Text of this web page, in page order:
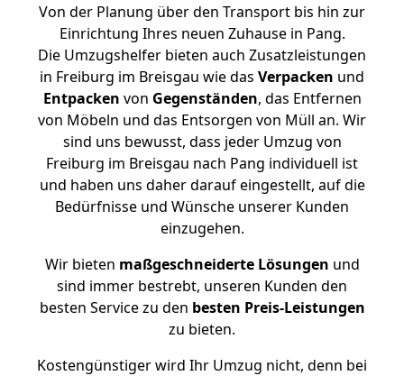
Von der Planung über den Transport bis hin zur
Einrichtung Ihres neuen Zuhause in Pang.
Die Umzugshelfer bieten auch Zusatzleistungen
in Freiburg im Breisgau wie das Verpacken und
Entpacken von Gegenständen, das Entfernen
von Möbeln und das Entsorgen von Müll an. Wir
sind uns bewusst, dass jeder Umzug von
Freiburg im Breisgau nach Pang individuell ist
und haben uns daher darauf eingestellt, auf die
Bedürfnisse und Wünsche unserer Kunden
einzugehen.
Wir bieten maßgeschneiderte Lösungen und
sind immer bestrebt, unseren Kunden den
besten Service zu den besten Preis-Leistungen
zu bieten.
Kostengünstiger wird Ihr Umzug nicht, denn bei